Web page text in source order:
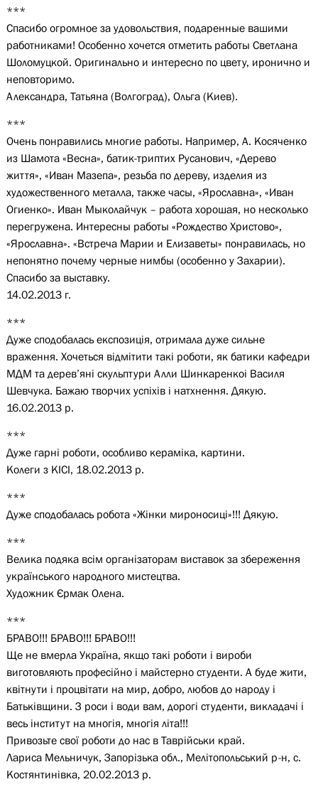
***
Спасибо огромное за удовольствия, подаренные вашими
работниками! Особенно хочется отметить работы Светлана
Шоломуцкой. Оригинально и интересно по цвету, иронично и
неповторимо.
Александра, Татьяна (Волгоград), Ольга (Киев).
***
Очень понравились многие работы. Например, А. Косяченко
из Шамота «Весна», батик-триптих Русанович, «Дерево
життя», «Иван Мазепа», резьба по дереву, изделия из
художественного металла, также часы, «Ярославна», «Иван
Огиенко». Иван Мыколайчук – работа хорошая, но несколько
перегружена. Интересны работы «Рождество Христово»,
«Ярославна». «Встреча Марии и Елизаветы» понравилась, но
непонятно почему черные нимбы (особенно у Захарии).
Спасибо за выставку.
14.02.2013 г.
***
Дуже сподобалась експозиція, отримала дуже сильне
враження. Хочеться відмітити такі роботи, як батики кафедри
МДМ та дерев’яні скульптури Алли Шинкаренкоі Василя
Шевчука. Бажаю творчих успіхів і натхнення. Дякую.
16.02.2013 р.
***
Дуже гарні роботи, особливо кераміка, картини.
Колеги з КІСІ, 18.02.2013 р.
***
Дуже сподобалась робота «Жінки мироносиці»!!! Дякую.
***
Велика подяка всім організаторам виставок за збереження
українського народного мистецтва.
Художник Єрмак Олена.
***
БРАВО!!! БРАВО!!! БРАВО!!!
Ще не вмерла Україна, якщо такі роботи і вироби
виготовляють професійно і майстерно студенти. А буде жити,
квітнути і процвітати на мир, добро, любов до народу і
Батьківщини. З роси і води вам, дорогі студенти, викладачі і
весь інститут на многія, многія літа!!!
Привозьте свої роботи до нас в Таврійськи край.
Лариса Мельничук, Запорізька обл., Мелітопольський р-н, с.
Костянтинівка, 20.02.2013 р.